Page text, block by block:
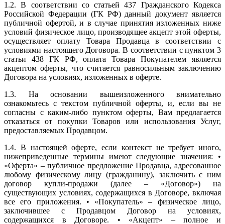
1.2. В соответствии со статьей 437 Гражданского Кодекса
Российской Федерации (ГК РФ) данный документ является
публичной офертой, и в случае принятия изложенных ниже
условий физическое лицо, производящее акцепт этой оферты,
осуществляет оплату Товара Продавца в соответствии с
условиями настоящего Договора. В соответствии с пунктом 3
статьи 438 ГК РФ, оплата Товара Покупателем является
акцептом оферты, что считается равносильным заключению
Договора на условиях, изложенных в оферте.
1.3. На основании вышеизложенного внимательно
ознакомьтесь с текстом публичной оферты, и, если вы не
согласны с каким-либо пунктом оферты, Вам предлагается
отказаться от покупки Товаров или использования Услуг,
предоставляемых Продавцом.
1.4. В настоящей оферте, если контекст не требует иного,
нижеприведенные термины имеют следующие значения: •
«Оферта» – публичное предложение Продавца, адресованное
любому физическому лицу (гражданину), заключить с ним
договор купли-продажи (далее – «Договор») на
существующих условиях, содержащихся в Договоре, включая
все его приложения. • «Покупатель» – физическое лицо,
заключившее с Продавцом Договор на условиях,
содержащихся в Договоре. • «Акцепт» – полное и